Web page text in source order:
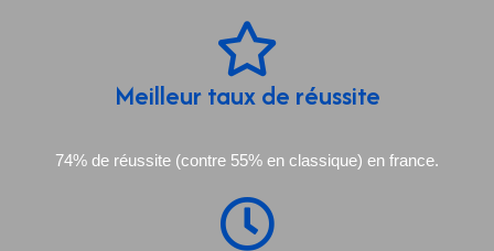
Meilleur taux de réussite
74% de réussite (contre 55% en classique) en france.